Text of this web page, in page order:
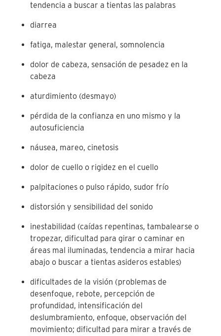
tendencia a buscar a tientas las palabras
diarrea
fatiga, malestar general, somnolencia
dolor de cabeza, sensación de pesadez en la
cabeza
aturdimiento (desmayo)
pérdida de la confianza en uno mismo y la
autosuficiencia
náusea, mareo, cinetosis
dolor de cuello o rigidez en el cuello
palpitaciones o pulso rápido, sudor frío
distorsión y sensibilidad del sonido
inestabilidad (caídas repentinas, tambalearse o
tropezar, dificultad para girar o caminar en
áreas mal iluminadas, tendencia a mirar hacia
abajo o buscar a tientas asideros estables)
dificultades de la visión (problemas de
desenfoque, rebote, percepción de
profundidad, intensificación del
deslumbramiento, enfoque, observación del
movimiento; dificultad para mirar a través de